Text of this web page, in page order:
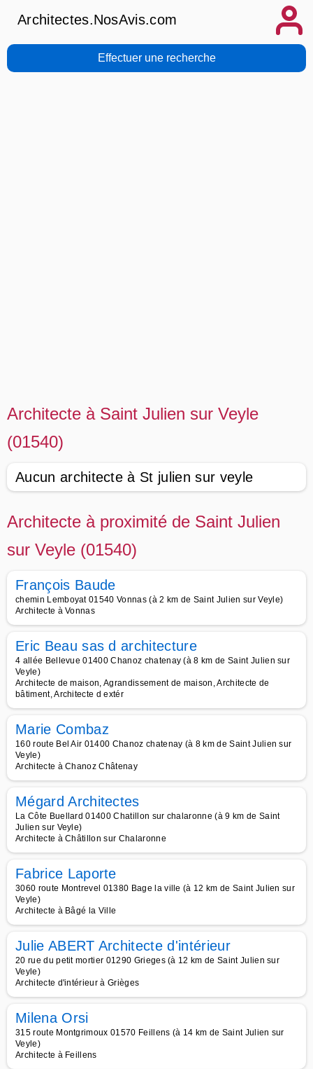
Architectes.NosAvis.com
Effectuer une recherche
Architecte à Saint Julien sur Veyle
(01540)
Aucun architecte à St julien sur veyle
Architecte à proximité de Saint Julien
sur Veyle (01540)
François Baude
chemin Lemboyat 01540 Vonnas (à 2 km de Saint Julien sur Veyle)
Architecte à Vonnas
Eric Beau sas d architecture
4 allée Bellevue 01400 Chanoz chatenay (à 8 km de Saint Julien sur
Veyle)
Architecte de maison, Agrandissement de maison, Architecte de
bâtiment, Architecte d extér
Marie Combaz
160 route Bel Air 01400 Chanoz chatenay (à 8 km de Saint Julien sur
Veyle)
Architecte à Chanoz Châtenay
Mégard Architectes
La Côte Buellard 01400 Chatillon sur chalaronne (à 9 km de Saint
Julien sur Veyle)
Architecte à Châtillon sur Chalaronne
Fabrice Laporte
3060 route Montrevel 01380 Bage la ville (à 12 km de Saint Julien sur
Veyle)
Architecte à Bâgé la Ville
Julie ABERT Architecte d'intérieur
20 rue du petit mortier 01290 Grieges (à 12 km de Saint Julien sur
Veyle)
Architecte d'intérieur à Grièges
Milena Orsi
315 route Montgrimoux 01570 Feillens (à 14 km de Saint Julien sur
Veyle)
Architecte à Feillens